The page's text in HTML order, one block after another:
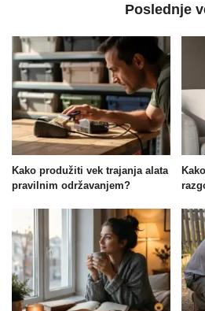
Poslednje
Kako produžiti vek trajanja alata
pravilnim održavanjem?